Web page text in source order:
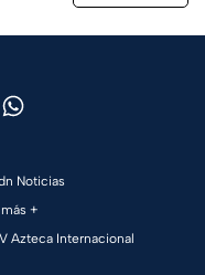
Noticias
+
Azteca Internacional